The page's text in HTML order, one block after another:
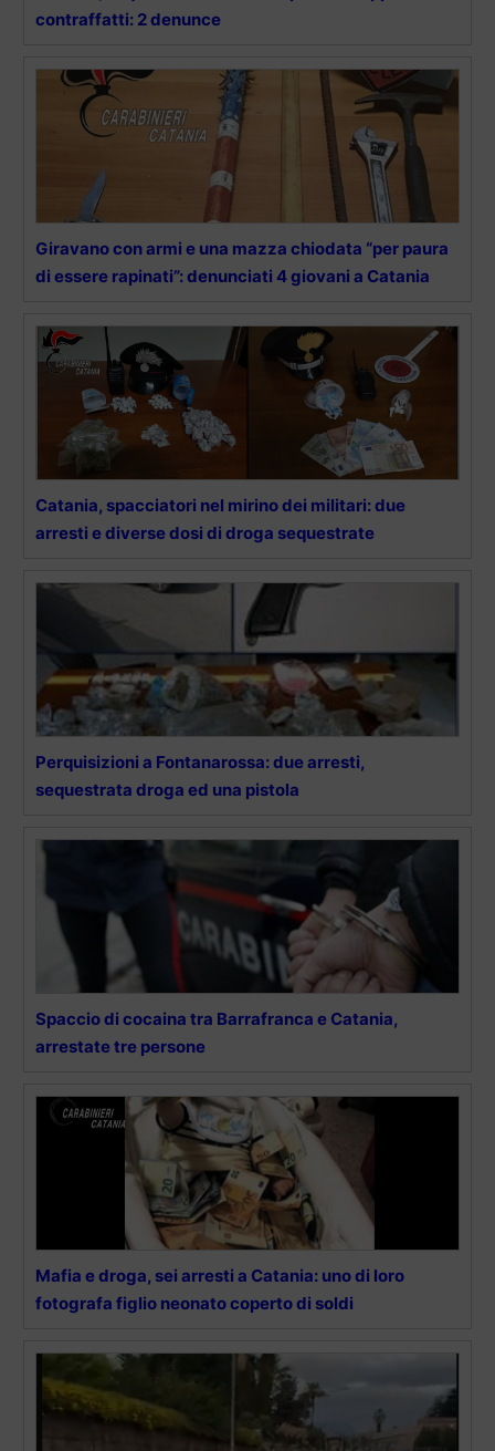
contraffatti: 2 denunce
Giravano con armi e una mazza chiodata “per paura
di essere rapinati”: denunciati 4 giovani a Catania
Catania, spacciatori nel mirino dei militari: due
arresti e diverse dosi di droga sequestrate
Perquisizioni a Fontanarossa: due arresti,
sequestrata droga ed una pistola
Spaccio di cocaina tra Barrafranca e Catania,
arrestate tre persone
Mafia e droga, sei arresti a Catania: uno di loro
fotografa figlio neonato coperto di soldi